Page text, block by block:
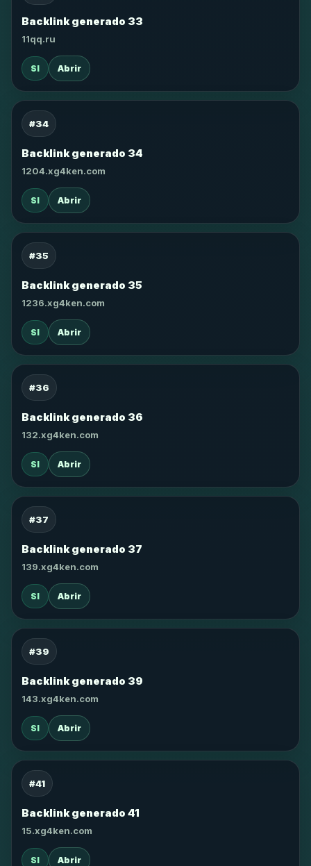
Backlink generado 33
11qq.ru
SI Abrir
#34
Backlink generado 34
1204.xg4ken.com
SI Abrir
#35
Backlink generado 35
1236.xg4ken.com
SI Abrir
#36
Backlink generado 36
132.xg4ken.com
SI Abrir
#37
Backlink generado 37
139.xg4ken.com
SI Abrir
#39
Backlink generado 39
143.xg4ken.com
SI Abrir
#41
Backlink generado 41
15.xg4ken.com
SI Abrir